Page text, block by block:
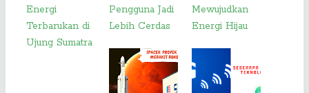
Energi
Terbarukan di
Ujung Sumatra
Pengguna Jadi
Lebih Cerdas
Mewujudkan
Energi Hijau